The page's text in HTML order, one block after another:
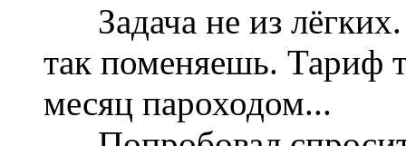
Задача не из лёгких.
так поменяешь. Тариф
месяц пароходом...